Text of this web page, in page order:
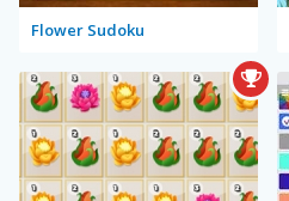
Flower Sudoku